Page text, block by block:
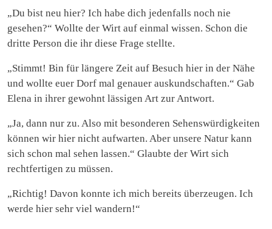
„Du bist neu hier? Ich habe dich jedenfalls noch nie
gesehen?“ Wollte der Wirt auf einmal wissen. Schon die
dritte Person die ihr diese Frage stellte.
„Stimmt! Bin für längere Zeit auf Besuch hier in der Nähe
und wollte euer Dorf mal genauer auskundschaften.“ Gab
Elena in ihrer gewohnt lässigen Art zur Antwort.
„Ja, dann nur zu. Also mit besonderen Sehenswürdigkeiten
können wir hier nicht aufwarten. Aber unsere Natur kann
sich schon mal sehen lassen.“ Glaubte der Wirt sich
rechtfertigen zu müssen.
„Richtig! Davon konnte ich mich bereits überzeugen. Ich
werde hier sehr viel wandern!“